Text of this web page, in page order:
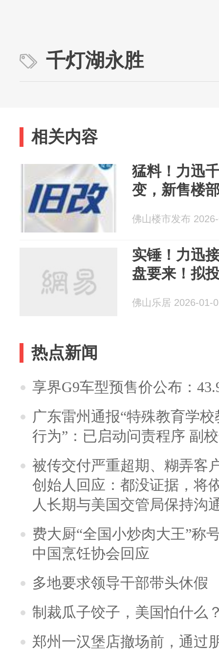
千灯湖永胜
相关内容
猛料！力迅
变，新售楼
佛山楼市发布
实锤！力迅
盘要来！拟
佛山乐居 2026-01-
热点新闻
享界G9车型预售价公布：
广东雷州通报“特殊教育学
行为”：已启动问责程序 副
被传交付严重超期、糊弄客
创始人回应：都没证据，将
人长期与美国交管局保持沟
费大厨“全国小炒肉大王”称
中国烹饪协会回应
多地要求领导干部带头休假
制裁瓜子饺子，美国怕什么
郑州一汉堡店撤场前，通过